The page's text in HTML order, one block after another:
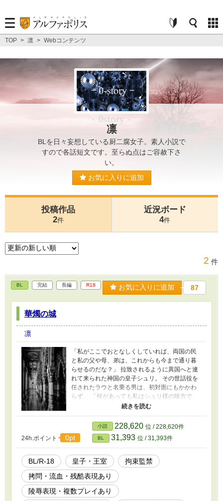
TOP > 凛 > Webコンテンツ
凛
BLを日々妄想している厨二腐女子。素人小説で
すので各話短文です。至らぬ点はご容赦下さ
い。
お気に入りに追加
投稿作品
2件
近況ボード
4件
2 件
BL 完結 長編 R18 お気に入りに追加 87
華燭の城
凛
「私がここでおとなしくしていれば、両国の民
と私の父や母、弟は、これからも今まで通り暮
らせるのだな？」 拉致されるように異国へと連
れて来られた神国の皇子シュリ。 その世話役を
任されたラウと名乗る男は、初対面にもかかわ
らず、 「何があっても私はシュリ様の味方で
す」と言い切る。 冷たい石牢に呼ばれ、毎晩強
守るラウとの信頼関係と、育まれる愛情――。
＊＊ 時代は近代と近世の狭間。 日本で言うな
ら、馬と車が行き交う明治期辺りの欧州。 そん
なイメージで書きました。 作中、SMや拷問等の
描写があります。苦手な方はご遠慮ください。
至らぬ稚拙な文章ですが、喜んでいただければ
幸いです。
24h.ポイント 0pt
小説 228,620 位 / 228,620件
BL 31,393 位 / 31,393件
BL/R-18 皇子・王室
拘束監禁
拷問・流血・残酷表現あり
陵辱表現・複数プレイあり